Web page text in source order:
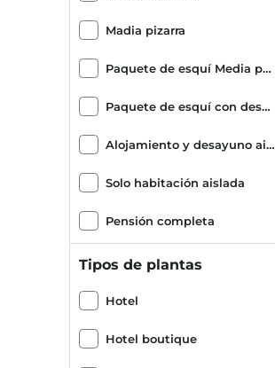
Madia pizarra
Paquete de esquí Media pensión +
Paquete de esquí con desayuno incluido
Alojamiento y desayuno aislado
Solo habitación aislada
Pensión completa
Media pensión aislada
Pensión Completa Aislada
Aislado Todo Incluido
Tipos de plantas
Hotel
Hotel boutique